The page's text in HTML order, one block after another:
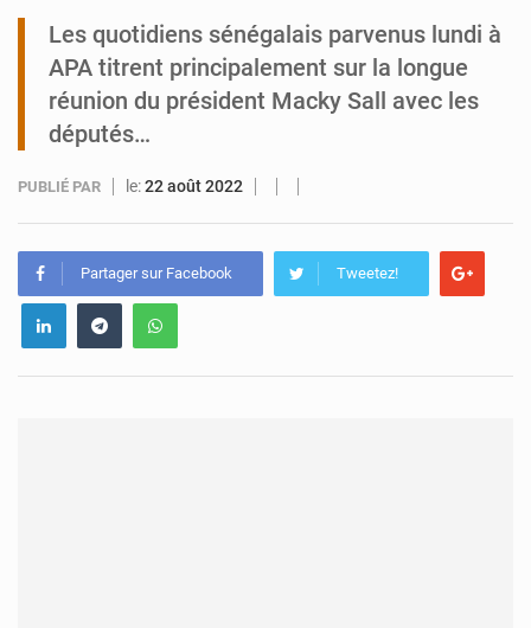
Tibiri : le dialogue, nouveau terrain de jeu pour la paix
Les quotidiens sénégalais parvenus lundi à
APA titrent principalement sur la longue
réunion du président Macky Sall avec les
députés…
PUBLIÉ PAR le:22 août 2022
Partager sur Facebook Tweetez!